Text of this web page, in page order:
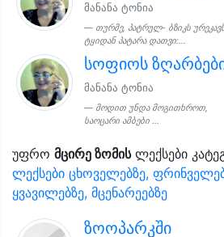
მანანა ტონია
თურმე, პატრულ- ბზიკს
ტყიდან პატარა დათვი:...
სოფიოს
მანანა ტონია
მოდით უნდა მოგითხროთ,
საოცარი ამბები ...
უფრო მცირე ზომისლექსები
ლექსები ცხოველებზე,
ყვავილებზე, მცენარეებზე
ზოოპარკში